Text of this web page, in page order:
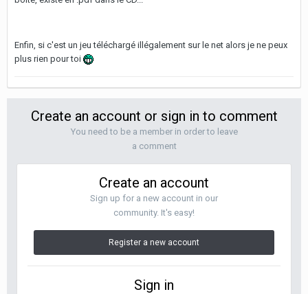
Enfin, si c'est un jeu téléchargé illégalement sur le net alors je ne peux
plus rien pour toi
Create an account or sign in to comment
You need to be a member in order to leave
a comment
Create an account
Sign up for a new account in our
community. It's easy!
Register a new account
Sign in